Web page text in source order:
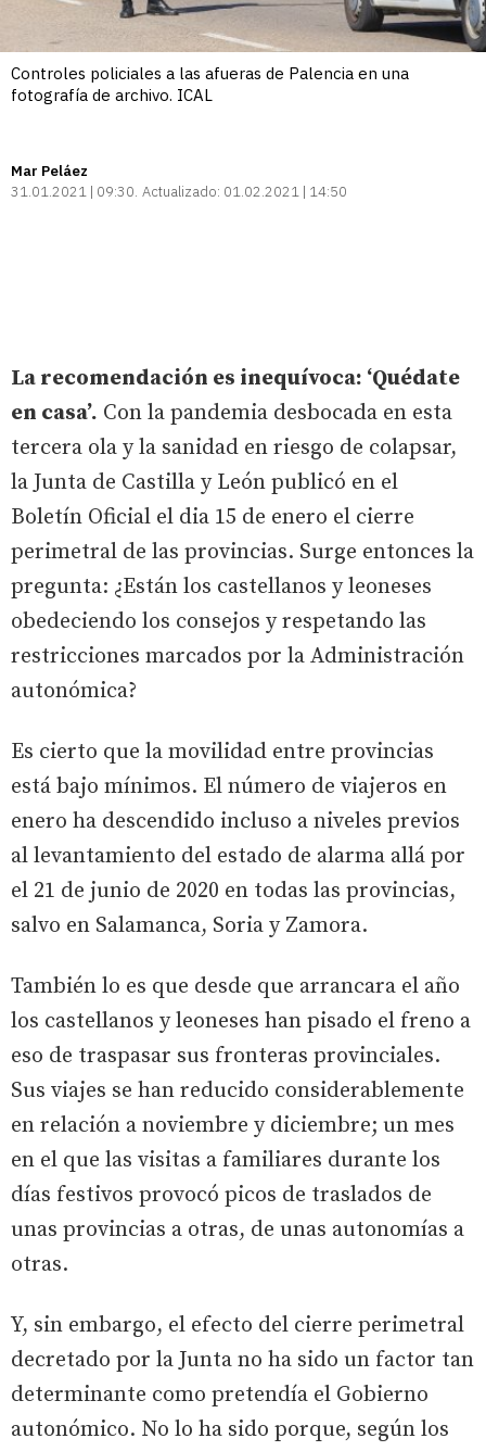
Controles policiales a las afueras de Palencia en una
fotografía de archivo. ICAL
Mar Peláez
31.01.2021 | 09:30 Actualizado: 01.02.2021 | 14:50
La recomendación es inequívoca: ‘Quédate
en casa’. Con la pandemia desbocada en esta
tercera ola y la sanidad en riesgo de colapsar,
la Junta de Castilla y León publicó en el
Boletín Oficial el dia 15 de enero el cierre
perimetral de las provincias. Surge entonces la
pregunta: ¿Están los castellanos y leoneses
obedeciendo los consejos y respetando las
restricciones marcados por la Administración
autonómica?
Es cierto que la movilidad entre provincias
está bajo mínimos. El número de viajeros en
enero ha descendido incluso a niveles previos
al levantamiento del estado de alarma allá por
el 21 de junio de 2020 en todas las provincias,
salvo en Salamanca, Soria y Zamora.
También lo es que desde que arrancara el año
los castellanos y leoneses han pisado el freno a
eso de traspasar sus fronteras provinciales.
Sus viajes se han reducido considerablemente
en relación a noviembre y diciembre; un mes
en el que las visitas a familiares durante los
días festivos provocó picos de traslados de
unas provincias a otras, de unas autonomías a
otras.
Y, sin embargo, el efecto del cierre perimetral
decretado por la Junta no ha sido un factor tan
determinante como pretendía el Gobierno
autonómico. No lo ha sido porque, según los